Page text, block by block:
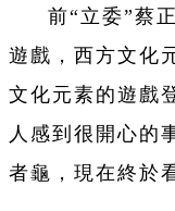
前“立委”蔡
遊 戲，西方文化
文化元素的遊 戲
人感到很開心的
者龜，現在終於